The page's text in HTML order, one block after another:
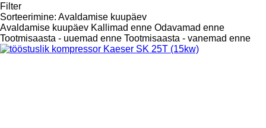
Filter
Sorteerimine: Avaldamise kuupäev
Avaldamise kuupäev Kallimad enne Odavamad enne
Tootmisaasta - uuemad enne Tootmisaasta - vanemad enne